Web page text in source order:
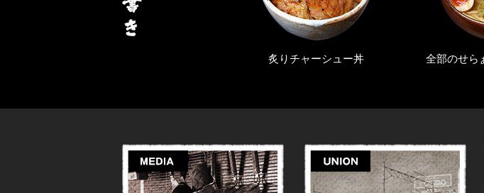
炙りチャーシュー丼 全部のせらぁめん（塩・醤油）